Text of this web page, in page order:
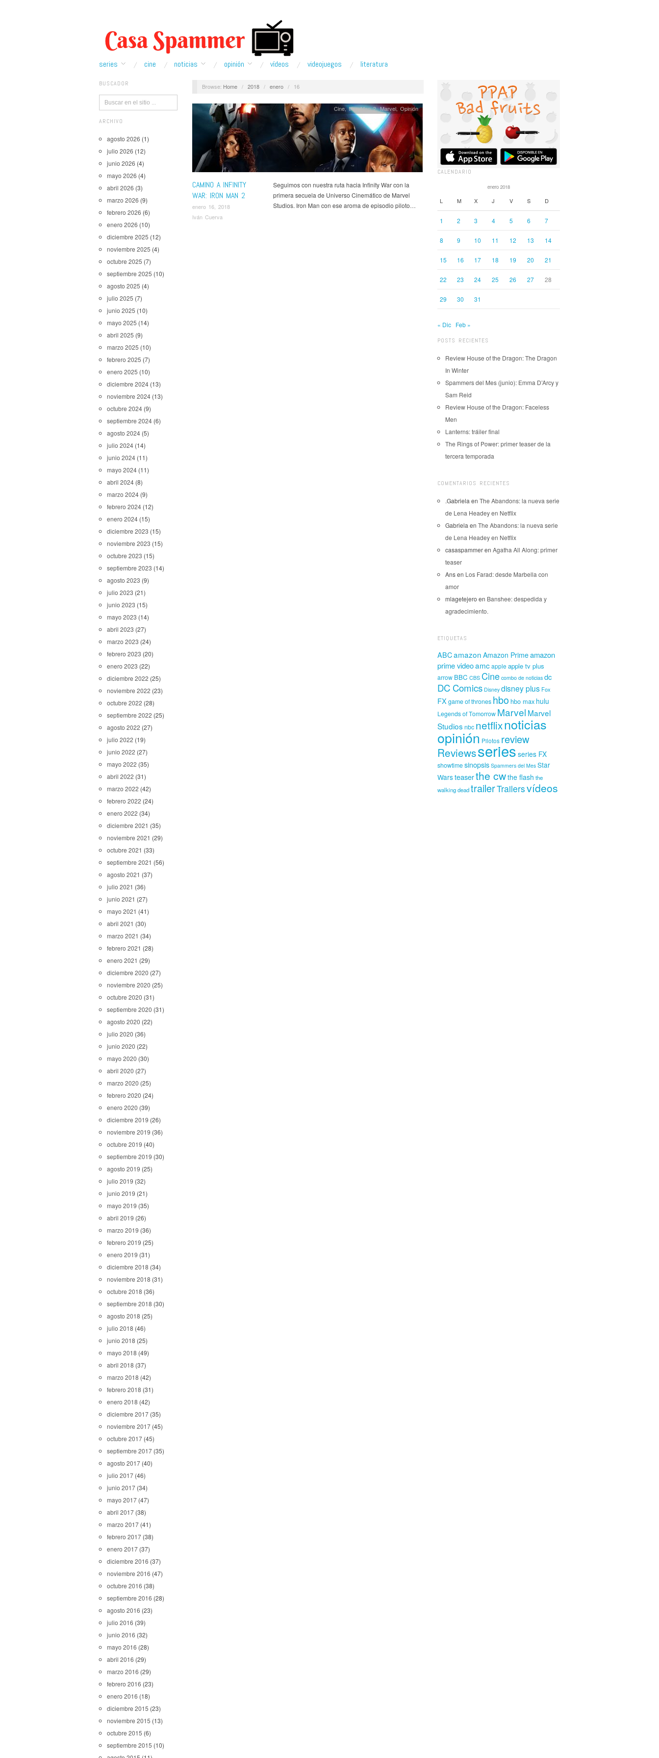
series cine noticias opinión ví­deos videojuegos literatura
BUSCADOR
ARCHIVO
agosto 2026 (1)
julio 2026 (12)
junio 2026 (4)
mayo 2026 (4)
abril 2026 (3)
marzo 2026 (9)
febrero 2026 (6)
enero 2026 (10)
diciembre 2025 (12)
noviembre 2025 (4)
octubre 2025 (7)
septiembre 2025 (10)
agosto 2025 (4)
julio 2025 (7)
junio 2025 (10)
mayo 2025 (14)
abril 2025 (9)
marzo 2025 (10)
febrero 2025 (7)
enero 2025 (10)
diciembre 2024 (13)
noviembre 2024 (13)
octubre 2024 (9)
septiembre 2024 (6)
agosto 2024 (5)
julio 2024 (14)
junio 2024 (11)
mayo 2024 (11)
abril 2024 (8)
marzo 2024 (9)
febrero 2024 (12)
enero 2024 (15)
diciembre 2023 (15)
noviembre 2023 (15)
octubre 2023 (15)
septiembre 2023 (14)
agosto 2023 (9)
julio 2023 (21)
junio 2023 (15)
mayo 2023 (14)
abril 2023 (27)
marzo 2023 (24)
febrero 2023 (20)
enero 2023 (22)
diciembre 2022 (25)
noviembre 2022 (23)
octubre 2022 (28)
septiembre 2022 (25)
agosto 2022 (27)
julio 2022 (19)
junio 2022 (27)
mayo 2022 (35)
abril 2022 (31)
marzo 2022 (42)
febrero 2022 (24)
enero 2022 (34)
diciembre 2021 (35)
noviembre 2021 (29)
octubre 2021 (33)
septiembre 2021 (56)
agosto 2021 (37)
julio 2021 (36)
junio 2021 (27)
mayo 2021 (41)
abril 2021 (30)
marzo 2021 (34)
febrero 2021 (28)
enero 2021 (29)
diciembre 2020 (27)
noviembre 2020 (25)
octubre 2020 (31)
septiembre 2020 (31)
agosto 2020 (22)
julio 2020 (36)
junio 2020 (22)
mayo 2020 (30)
abril 2020 (27)
marzo 2020 (25)
febrero 2020 (24)
enero 2020 (39)
diciembre 2019 (26)
noviembre 2019 (36)
octubre 2019 (40)
septiembre 2019 (30)
agosto 2019 (25)
julio 2019 (32)
junio 2019 (21)
mayo 2019 (35)
abril 2019 (26)
marzo 2019 (36)
febrero 2019 (25)
enero 2019 (31)
diciembre 2018 (34)
noviembre 2018 (31)
octubre 2018 (36)
septiembre 2018 (30)
agosto 2018 (25)
julio 2018 (46)
junio 2018 (25)
mayo 2018 (49)
abril 2018 (37)
marzo 2018 (42)
febrero 2018 (31)
enero 2018 (42)
diciembre 2017 (35)
noviembre 2017 (45)
octubre 2017 (45)
septiembre 2017 (35)
agosto 2017 (40)
julio 2017 (46)
junio 2017 (34)
mayo 2017 (47)
abril 2017 (38)
marzo 2017 (41)
febrero 2017 (38)
enero 2017 (37)
diciembre 2016 (37)
noviembre 2016 (47)
octubre 2016 (38)
septiembre 2016 (28)
agosto 2016 (23)
julio 2016 (39)
junio 2016 (32)
mayo 2016 (28)
abril 2016 (29)
marzo 2016 (29)
febrero 2016 (23)
enero 2016 (18)
diciembre 2015 (23)
noviembre 2015 (13)
octubre 2015 (6)
septiembre 2015 (10)
Browse: Home / 2018 / enero / 16
CAMINO A INFINITY
WAR: IRON MAN 2
enero 16, 2018
Iván Cuerva
Cine,Iron Man 2,Marvel,Opinión
Seguimos con nuestra ruta hacia Infinity War con la
primera secuela de Universo Cinemático de Marvel
Studios. Iron Man con ese aroma de episodio piloto…
CALENDARIO
enero 2018
L M X J V S D
1 2 3 4 5 6 7
8 9 10 11 12 13 14
15 16 17 18 19 20 21
22 23 24 25 26 27 28
29 30 31
« Dic Feb »
POSTS RECIENTES
Review House of the Dragon: The Dragon
In Winter
Spammers del Mes (junio): Emma D’Arcy y
Sam Reid
Review House of the Dragon: Faceless
Men
Lanterns: tráiler final
The Rings of Power: primer teaser de la
tercera temporada
COMENTARIOS RECIENTES
.Gabriela en The Abandons: la nueva serie
de Lena Headey en Netflix
Gabriela en The Abandons: la nueva serie
de Lena Headey en Netflix
casaspammeren Agatha All Along: primer
teaser
Ansen Los Farad: desde Marbella con
amor
mlagetejero en Banshee: despedida y
agradecimiento.
ETIQUETAS
ABCamazon Amazon Primeamazon
prime videoamcapple apple tv plus
arrow BBC CBS Cine combo de noticias dc
DC Comics Disney disney plus Fox
FX game of thrones hbo hbo max hulu
Legends of Tomorrow Marvel Marvel
Studios nbc netflixnoticias
opinión Pilotos review
Reviewsseries series FX
showtimesinopsis Spammers del Mes Star
Warsteaserthe cwthe flash the
walking deadtrailerTrailersvídeos